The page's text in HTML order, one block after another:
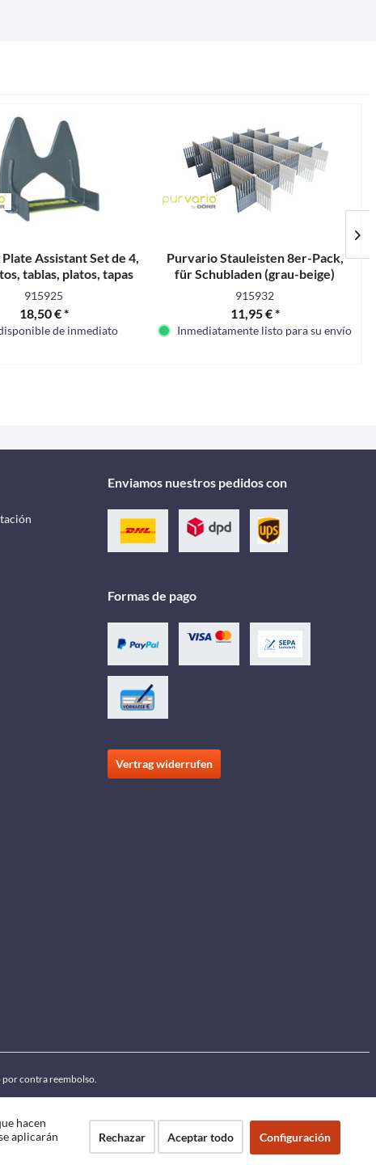
Assistant Set de 4,
tablas, platos, tapas
915925
18,50 € *
de inmediato
Purvario Stauleisten 8er-Pack,
für Schubladen (grau-beige)
915932
11,95 € *
Inmediatamente listo para su envío
Enviamos nuestros pedidos con
Formas de pago
Vertrag widerrufen
por contra reembolso.
hacen
aplicarán
Rechazar Aceptar todo Configuración